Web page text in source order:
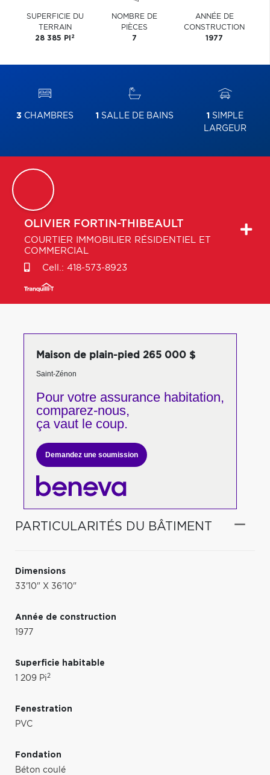
SUPERFICIE DU
TERRAIN
28 385 PI 2
NOMBRE DE
PIÈCES
7
ANNÉE DE
CONSTRUCTION
1977
3 CHAMBRES 1 SALLE DE BAINS 1 SIMPLE
LARGEUR
OLIVIER FORTIN-THIBEAULT
COURTIER IMMOBILIER RÉSIDENTIEL ET
COMMERCIAL
Cell.: 418-573-8923
Maison de plain-pied 265 000 $
Saint-Zénon
Pour votreassurance habitation,
comparez-nous,
ça vaut le coup.
Demandez une soumission
PARTICULARITÉS DU BÂTIMENT
Dimensions
33'10" X 36'10"
Année de construction
1977
Superficie habitable
1 209 Pi2
Fenestration
PVC
Fondation
Béton coulé